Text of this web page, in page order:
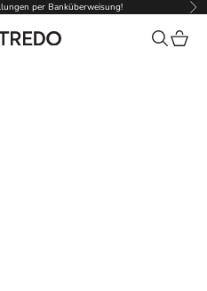
per Banküberweisung! Vor
Suchen